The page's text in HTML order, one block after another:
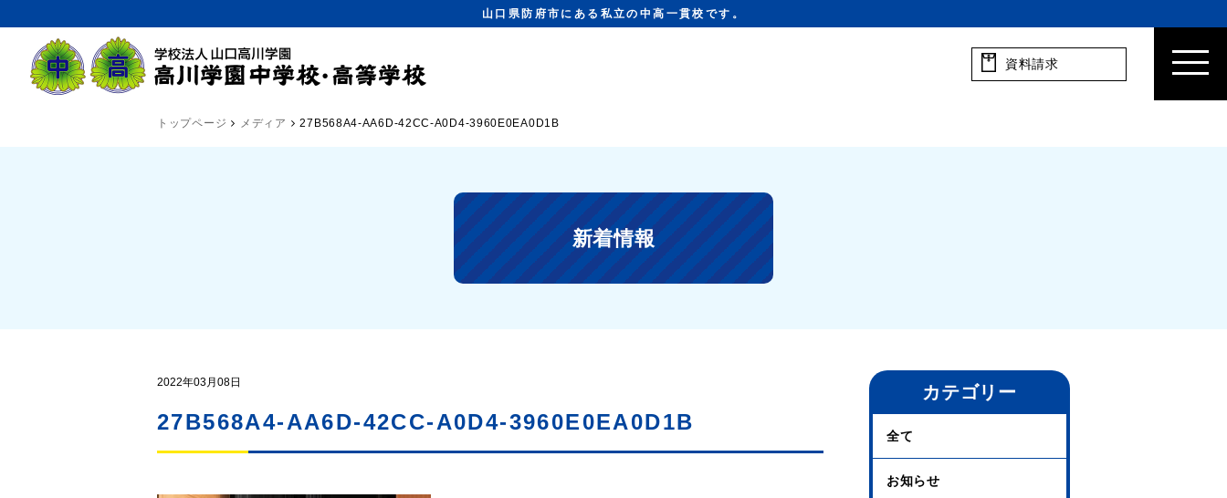
山口県防府市にある私立の中高一貫校です。
資料請求
トップページ メディア 27B568A4-AA6D-42CC-A0D4-3960E0EA0D1B
新着情報
2022年03月08日
27B568A4-AA6D-42CC-A0D4-3960E0EA0D1B
カテゴリー
全て
お知らせ